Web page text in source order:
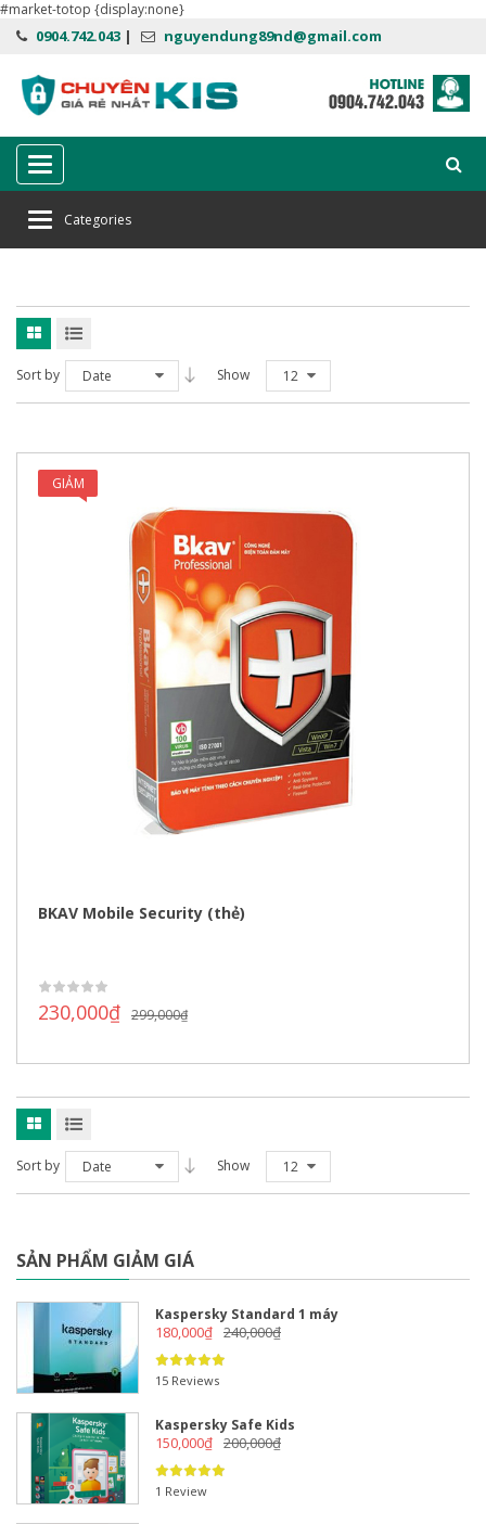
#market-totop {display:none}
0904.742.043 | nguyendung89nd@gmail.com
Categories
Categories
Home Bkav Mobile giá tốt
Sort by Date Show 12
GIẢM
BKAV Mobile Security (thẻ)
299,000₫
230,000₫
Sort by Date Show 12
SẢN PHẨM GIẢM GIÁ
Kaspersky Standard 1 máy
240,000₫
180,000₫
15 Reviews
Kaspersky Safe Kids
200,000₫
150,000₫
1 Review